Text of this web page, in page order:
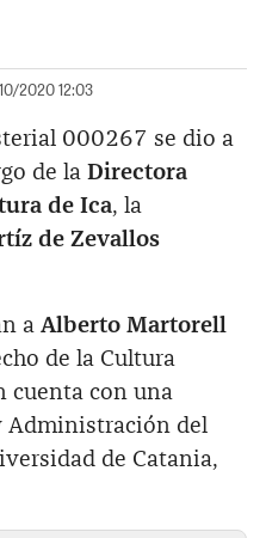
2020 12:03
000267 se dio a
de la Directora
de Ica, la
de Zevallos
a Alberto Martorell
de la Cultura
cuenta con una
Administración del
de Catania,